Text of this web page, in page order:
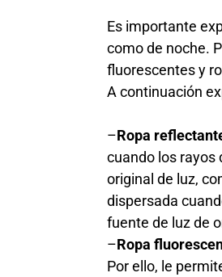
Es importante
como de noche.
fluorescentes y
A continuación
–Ropa
cuando los rayos
original de luz,
dispersada
fuente de luz de
–Ropa
Por ello, le